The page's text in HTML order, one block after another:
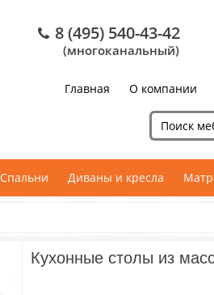
8 (495) 540-43-42
(многоканальный)
Главная О компании
Спальни Диваны и кресла
Кухонные столы из